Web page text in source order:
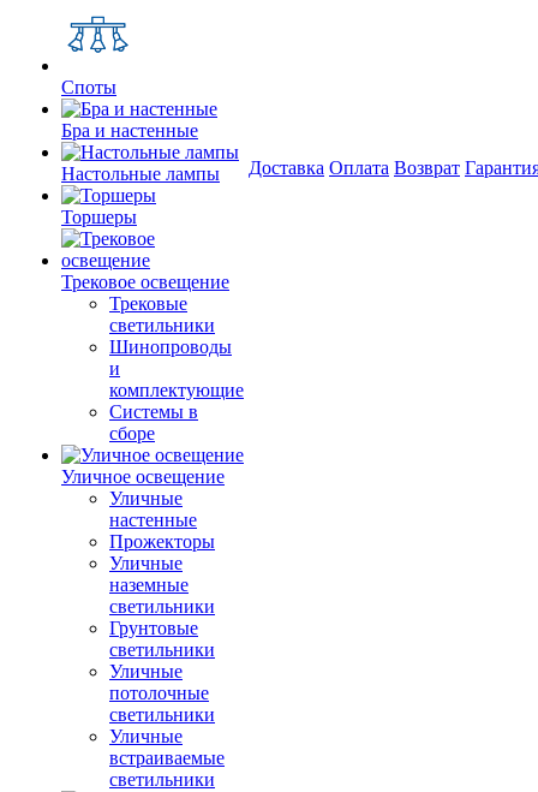
Споты
Бра и настенные
Настольные лампы
Торшеры
Трековое освещение
Трековые
светильники
Шинопроводы
и
комплектующие
Системы в
сборе
Уличное освещение
Уличные
настенные
Прожекторы
Уличные
наземные
светильники
Грунтовые
светильники
Уличные
потолочные
светильники
Уличные
встраиваемые
светильники
Доставка Оплата Возврат